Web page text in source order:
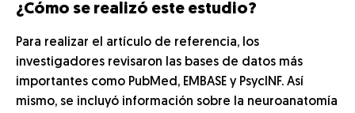
¿Cómo se realizó este estudio?
Para realizar el artículo de referencia, los
investigadores revisaron las bases de datos más
importantes como PubMed, EMBASE y PsycINF. Así
mismo, se incluyó información sobre la neuroanatomía